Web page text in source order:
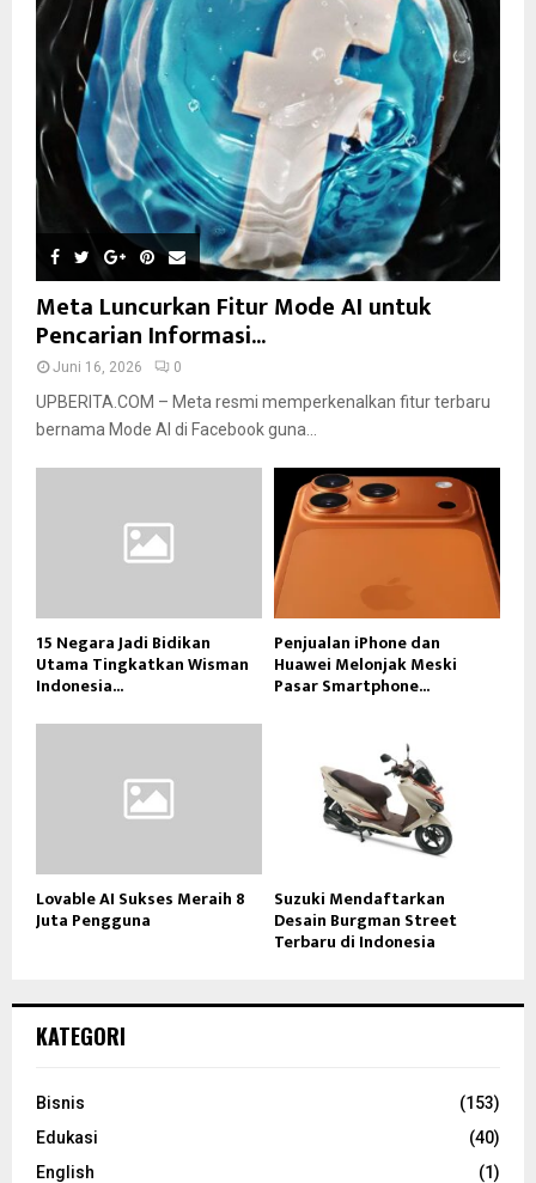
Meta Luncurkan Fitur Mode AI untuk
Pencarian Informasi...
Juni 16, 2026 0
UPBERITA.COM – Meta resmi memperkenalkan fitur terbaru
bernama Mode AI di Facebook guna...
15 Negara Jadi Bidikan
Utama Tingkatkan Wisman
Indonesia...
Penjualan iPhone dan
Huawei Melonjak Meski
Pasar Smartphone...
Lovable AI Sukses Meraih 8
Juta Pengguna
Suzuki Mendaftarkan
Desain Burgman Street
Terbaru di Indonesia
KATEGORI
Bisnis
(153)
Edukasi
(40)
English
(1)